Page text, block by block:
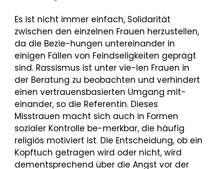
Es ist nicht immer einfach, Solidarität
zwischen den einzelnen Frauen herzustellen,
da die Bezie-hungen untereinander in
einigen Fällen von Feindseligkeiten geprägt
sind. Rassismus ist unter vie-len Frauen in
der Beratung zu beobachten und verhindert
einen vertrauensbasierten Umgang mit-
einander, so die Referentin. Dieses
Misstrauen macht sich auch in Formen
sozialer Kontrolle be-merkbar, die häufig
religiös motiviert ist. Die Entscheidung, ob ein
Kopftuch getragen wird oder nicht, wird
dementsprechend über die Angst vor der